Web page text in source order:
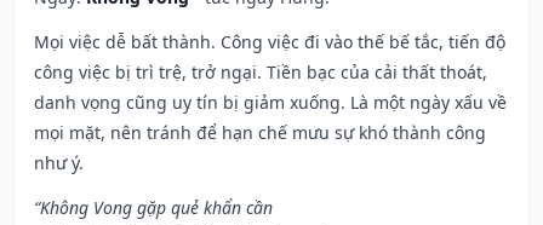
Mọi việc dễ bất thành. Công việc đi vào thế bế tắc, tiến độ
công việc bị trì trệ, trở ngại. Tiền bạc của cải thất thoát,
danh vọng cũng uy tín bị giảm xuống. Là một ngày xấu về
mọi mặt, nên tránh để hạn chế mưu sự khó thành công
như ý.
“Không Vong gặp quẻ khẩn cần